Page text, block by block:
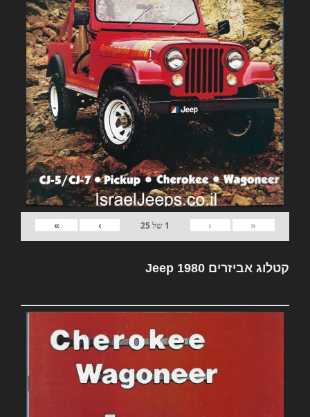
«
‹
1 של25
›
»
קטלוג אביזרים Jeep 1980